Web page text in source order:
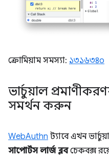
ক্রোমিয়াম সমস্যা: ১৩১৬৩৪০
ভার্চুয়াল
সমর্থন করুন
WebAuthn ট্যাবে এখন
সাপোর্টস লার্জ ব্লবচেকবক্স